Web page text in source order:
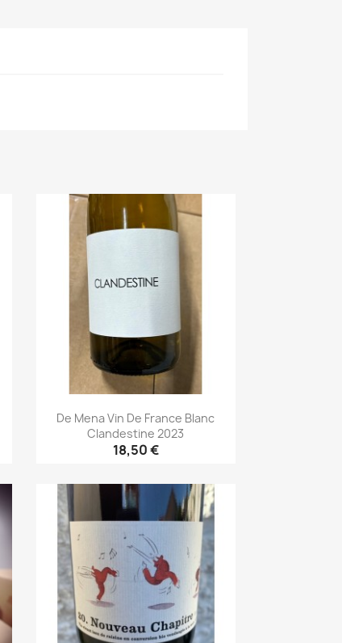
De Mena Vin De France Blanc
Clandestine 2023
18,50 €
Aperçu rapide